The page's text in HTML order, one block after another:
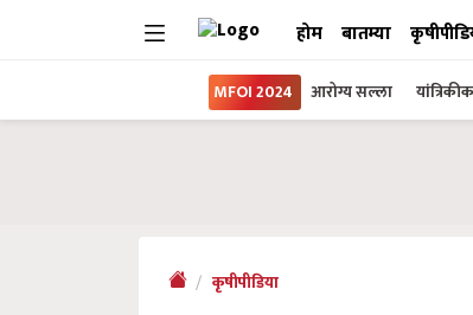
होम बातम्या
MFOI 2024 आरोग्य सल्ला
कृषीपीडिया